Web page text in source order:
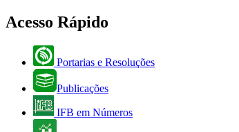
Acesso Rápido
Portarias e Resoluções
Publicações
IFB em Números